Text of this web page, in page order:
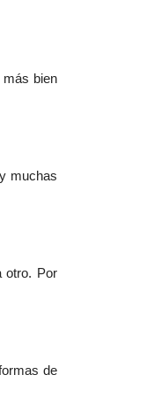
bien
muchas
otro. Por
de